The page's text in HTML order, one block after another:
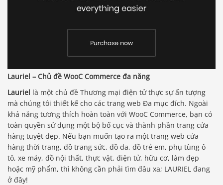
Lauriel – Chủ đề WooC Commerce đa năng
Lauriel là một chủ đề Thương mại điện tử thực sự ấn tượng
mà chúng tôi thiết kế cho các trang web Đa mục đích. Ngoài
khả năng tương thích hoàn toàn với WooC Commerce, bạn có
toàn quyền sử dụng một bộ bố cục và thành phần trang cửa
hàng tuyệt đẹp. Nếu bạn muốn tạo ra một trang web cửa
hàng thời trang, đồ trang sức, đồ da, đồ trẻ em, phụ tùng ô
tô, xe máy, đồ nội thất, thực vật, điện tử, hữu cơ, làm đẹp
hoặc mỹ phẩm, thì không cần phải tìm đâu xa; LAURIEL đang
ở đây!